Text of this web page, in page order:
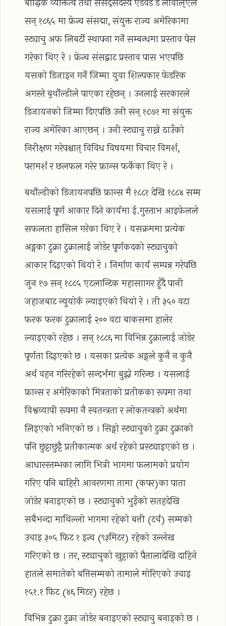
बौद्धिक व्यक्तित्व तथा संसद्सदस्य एडवर्ड डे लावोल्एले
सन् १८६५ मा फ्रेन्च संसद्मा, संयुक्त राज्य अमेरिकामा
स्ट्याचु अफ लिबर्टी स्थापना गर्ने सम्बन्धमा प्रस्ताव पेस
गरेका थिए रे । फ्रेन्च संसद्बाट प्रस्ताव पास भएपछि
यसको डिजाइन गर्ने जिम्मा युवा शिल्पकार फेडरिक
अगस्ते बर्र्थाेल्डीले पाएका रहेछन् । उनलाई सरकारले
डिजायनको जिम्मा दिएपछि उनी सन् १८७१ मा संयुक्त
राज्य अमेरिका आएछन् । उनी स्ट्याचु राख्ने ठाउँको
निरीक्षण गरेपश्चात् विविध विषयमा विचार विमर्श,
परामर्श र छलफल गरेर फ्रान्स फर्केका थिए रे ।
बर्थोल्डीको डिजायनपछि फ्रान्स मै १८८१ देखि १८८४ सम्म
यसलाई पूर्ण आकार दिने कार्यमा ई.गुस्ताभ आइफेलले
सफलता हासिल गरेका थिए रे । यसक्रममा प्रत्येक
अङ्गका टुक्रा टुक्रालाई जोडेर पूर्णकदको स्ट्याचुको
आकार दिइएको थियो रे । निर्माण कार्य सम्पन्न गरेपछि
जुन १७ सन् १८८५ एटलान्टिक महासाागर हुँदै पानी
जहाजबाट न्युयोर्क ल्याइएको थियो रे । ती ३५० वटा
फरक फरक टुक्रालाई २०० वटा बाकसमा हालेर
ल्याइएको रहेछ । सन् १८८६ मा विभिन्न टुक्रालाई जोडेर
पूर्णता दिइएको छ । यसका प्रत्येक अङ्गले कुनै न कुनै
अर्थ वहन गरिरहेको सन्दर्भमा बुझ्ने गरिन्छ । यसलाई
फ्रान्स र अमेरिकाको मित्रताको प्रतीकका रूपमा तथा
विश्वव्यापी रूपमा नै स्वतन्त्रता र लोकतन्त्रको अर्थमा
लिइएको भनिएको छ । सिङ्गो स्ट्याचुको टुक्रा टुक्राको
पनि छुट्टाछुट्टै प्रतीकात्मक अर्थ रहेको प्रस्ट्याइएको छ ।
आधारस्तम्भका लागि भित्री भागमा फलामको प्रयोग
गरिए पनि बाहिरी आवरणमा तामा (कपर)का पाता
जोडेर बनाइएको छ । स्ट्याचुको भुइँको सतहदेखि
सबैभन्दा माथिल्लो भागमा रहेको बत्ती (टर्च) सम्मको
उचाइ ३०५ फिट १ इन्च (९३मिटर) रहेको उल्लेख
गरिएको छ । तर, स्ट्याचुको खुट्टाको पैतालादेखि दाहिने
हातले समातेको बत्तिसम्मको तामाले मोरिएको उचाइ
१५१.१ फिट (४६ मिटर) रहेछ ।
विभिन्न टुक्रा टुक्रा जोडेर बनाइएको स्ट्याचु बनाइको छ ।